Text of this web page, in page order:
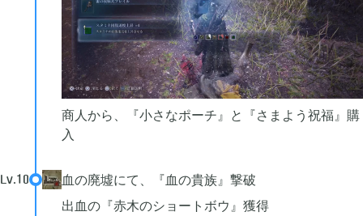
商人から、『小さなポーチ』と『さまよう祝福』購
入
Lv.10
血の廃墟にて、『血の貴族』撃破
出血の『赤木のショートボウ』獲得